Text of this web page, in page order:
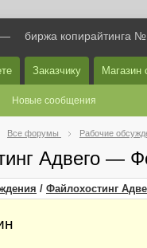
— биржа копирайтинга
Заказчику Магазин
Новые сообщения
Все форумы Рабочие
Адвего —
/ Файлохостинг